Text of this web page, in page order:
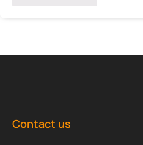
Contact us